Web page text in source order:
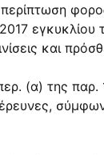
εγκυκλίου
και
(α) της παρ.
έρευνες,